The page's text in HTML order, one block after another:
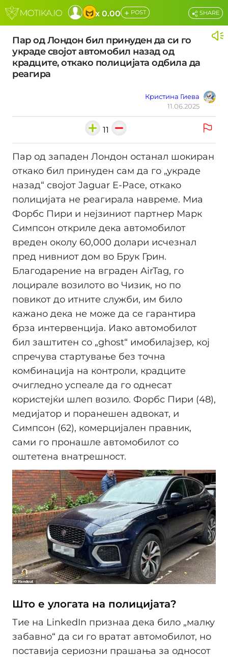
x 0.00 + POST
Пар од Лондон бил принуден да си го
украде својот автомобил назад од
крадците, откако полицијата одбила да
реагира
Кристина Гиева
11.06.2025
SHARE
11
Пар од западен Лондон останал шокиран
откако бил принуден сам да го „украде
назад“ својот Jaguar E-Pace, откако
полицијата не реагирала навреме. Миа
Форбс Пири и нејзиниот партнер Марк
Симпсон откриле дека автомобилот
вреден околу 60,000 долари исчезнал
пред нивниот дом во Брук Грин.
Благодарение на вграден AirTag, го
лоцирале возилото во Чизик, но по
повикот до итните служби, им било
кажано дека не може да се гарантира
брза интервенција. Иако автомобилот
бил заштитен со „ghost“ имобилајзер, кој
спречува стартување без точна
комбинација на контроли, крадците
очигледно успеале да го однесат
користејќи шлеп возило. Форбс Пири (48),
медијатор и поранешен адвокат, и
Симпсон (62), комерцијален правник,
сами го пронашле автомобилот со
оштетена внатрешност.
Што е улогата на полицијата?
Тие на LinkedIn признаа дека било „малку
забавно“ да си го вратат автомобилот, но
поставија сериозни прашања за односот